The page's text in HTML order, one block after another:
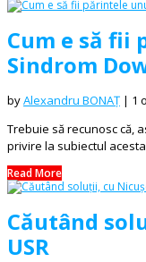
Cum e să fii
Sindrom
byAlexandru BONAȚ | 1
Trebuie să recunosc că,
privire la subiectul
Read More
Căutând
USR